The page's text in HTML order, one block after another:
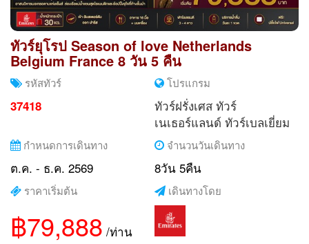
ทัวร์ยุโรป Season of love Netherlands
Belgium France 8 วัน 5 คืน
รหัสทัวร์
37418
โปรแกรม
ทัวร์ฝรั่งเศส ทัวร์
เนเธอร์แลนด์ ทัวร์เบลเยี่ยม
กำหนดการเดินทาง
ต.ค. - ธ.ค. 2569
จำนวนวันเดินทาง
8วัน 5คืน
ราคาเริ่มต้น
฿79,888 /ท่าน
เดินทางโดย